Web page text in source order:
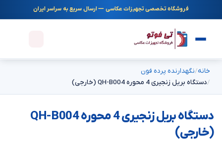
فروشگاه تخصصی تجهیزات عکاسی — ارسال سریع به سراسر ایران
خانه نگهدارنده پرده فون
دستگاه بریل زنجیری 4 محوره QH-B004 (خارجی)
دستگاه بریل زنجیری 4 محوره QH-B004
(خارجی)